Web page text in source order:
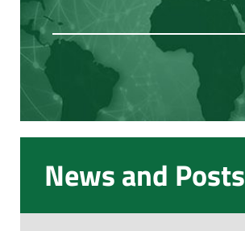
News and Posts